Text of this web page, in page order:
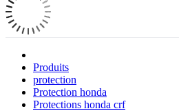
Produits
protection
Protection honda
Protections honda crf